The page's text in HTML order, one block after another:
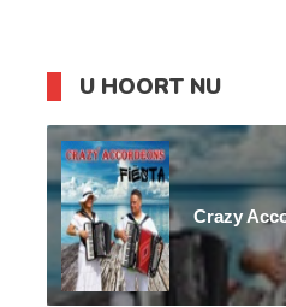
U HOORT NU
Crazy